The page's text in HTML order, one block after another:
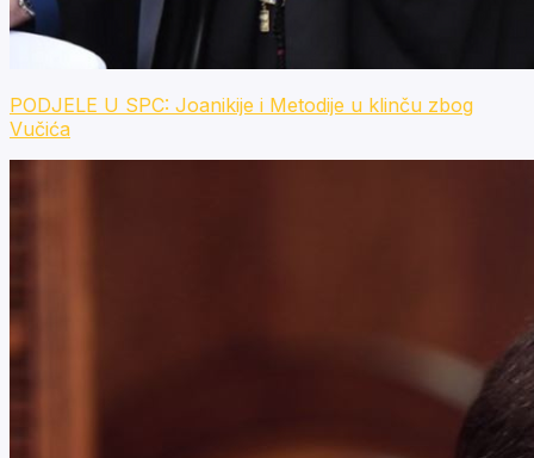
PODJELE U SPC: Joanikije i Metodije u klinču zbog
Vučića